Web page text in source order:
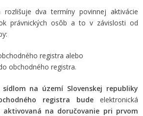
rozlišuje dva termíny povinnej aktivácie
právnických osôb a to v závislosti od
registra alebo
obchodného registra.
sídlom na území Slovenskej republiky
registra bude elektronická
aktivovaná na doručovanie pri prvom